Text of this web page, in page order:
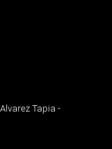
Tapia -